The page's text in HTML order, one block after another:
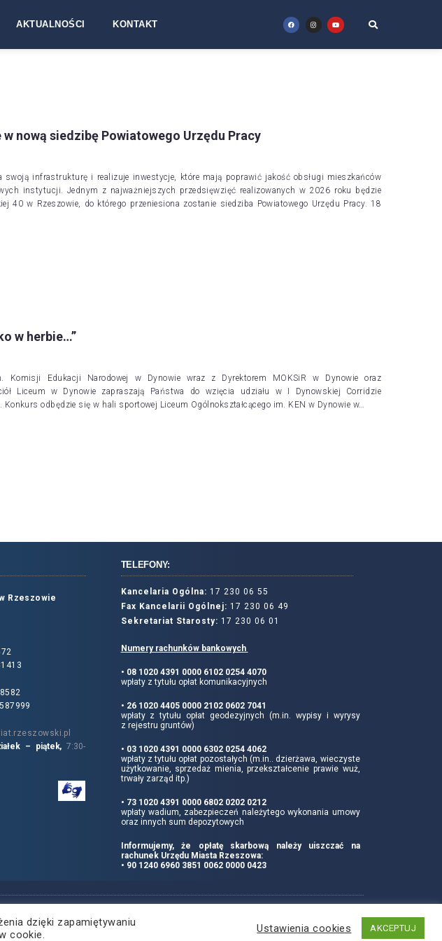
AKTUALNOŚCI KONTAKT
nową siedzibę Powiatowego Urzędu Pracy
swoją infrastrukturę i realizuje inwestycje, które mają poprawić jakość obsługi mieszkańców
instytucji. Jednym z najważniejszych przedsięwzięć realizowanych w 2026 roku będzie
40 w Rzeszowie, do którego przeniesiona zostanie siedziba Powiatowego Urzędu Pracy. 18
w herbie…”
Komisji Edukacji Narodowej w Dynowie wraz z Dyrektorem MOKSiR w Dynowie oraz
Liceum w Dynowie zapraszają Państwa do wzięcia udziału w I Dynowskiej Corridzie
Konkurs odbędzie się w hali sportowej Liceum Ogólnokształcącego im. KEN w Dynowie w…
Rzeszowie
– piątek,7:30-
TELEFONY:
Kancelaria Ogólna: 17 230 06 55
Fax Kancelarii Ogólnej: 17 230 06 49
Sekretariat Starosty: 17 230 06 01
Numery rachunków bankowych
• 08 1020 4391 0000 6102 0254 4070
wpłaty z tytułu opłat komunikacyjnych
• 26 1020 4405 0000 2102 0602 7041
wpłaty z tytułu opłat geodezyjnych (m.in. wypisy i wyrysy
z rejestru gruntów)
• 03 1020 4391 0000 6302 0254 4062
wpłaty z tytułu opłat pozostałych (m.in.. dzierżawa, wieczyste
użytkowanie, sprzedaż mienia, przekształcenie prawie wuż,
trwały zarząd itp.)
• 73 1020 4391 0000 6802 0202 0212
wpłaty wadium, zabezpieczeń należytego wykonania umowy
oraz innych sum depozytowych
Informujemy, że opłatę skarbową należy uiszczać na
rachunek Urzędu Miasta Rzeszowa:
• 90 1240 6960 3851 0062 0000 0423
ZETO-RZESZÓW Sp. z o.o.
dzięki zapamiętywaniu
cookie.
Ustawienia cookies AKCEPTUJ